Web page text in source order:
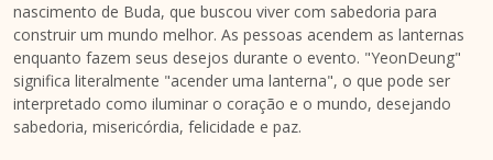
nascimento de Buda, que buscou viver com sabedoria para
construir um mundo melhor. As pessoas acendem as lanternas
enquanto fazem seus desejos durante o evento. "YeonDeung"
significa literalmente "acender uma lanterna", o que pode ser
interpretado como iluminar o coração e o mundo, desejando
sabedoria, misericórdia, felicidade e paz.